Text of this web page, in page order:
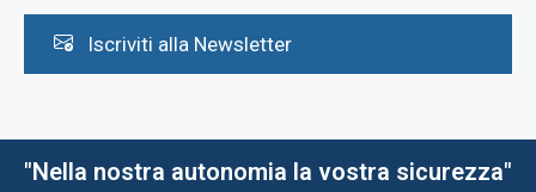
Iscriviti alla Newsletter
"Nella nostra autonomia la vostra sicurezza"